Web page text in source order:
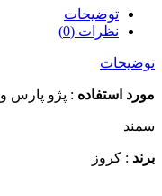
توضیحات
نظرات (0)
توضیحات
مورد استفاده : پژو پارس و 405
سمند
برند : کروز